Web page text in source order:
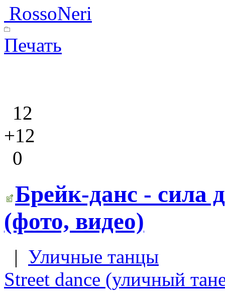
RossoNeri
Печать
12
+12
0
Брейк-данс - сила
(фото, видео)
| Уличные танцы
Street dance (уличный